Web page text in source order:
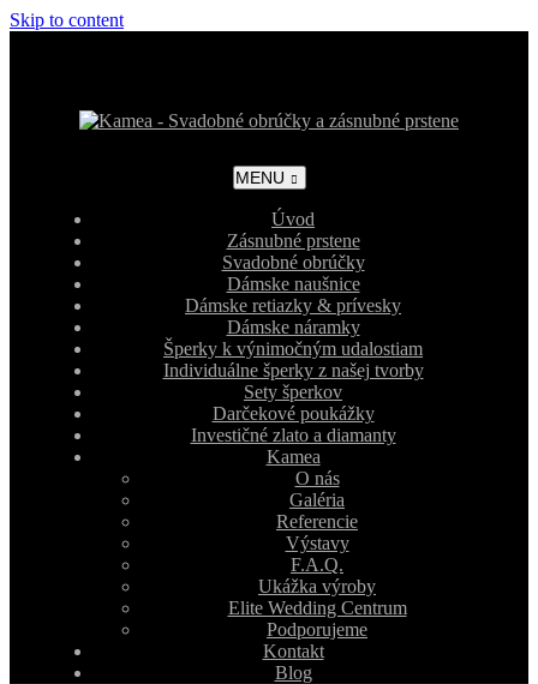
Skip to content
MENU
Úvod
Zásnubné prstene
Svadobné obrúčky
Dámske naušnice
Dámske retiazky & prívesky
Dámske náramky
Šperky k výnimočným udalostiam
Individuálne šperky z našej tvorby
Sety šperkov
Darčekové poukážky
Investičné zlato a diamanty
Kamea
O nás
Galéria
Referencie
Výstavy
F.A.Q.
Ukážka výroby
Elite Wedding Centrum
Podporujeme
Kontakt
Blog